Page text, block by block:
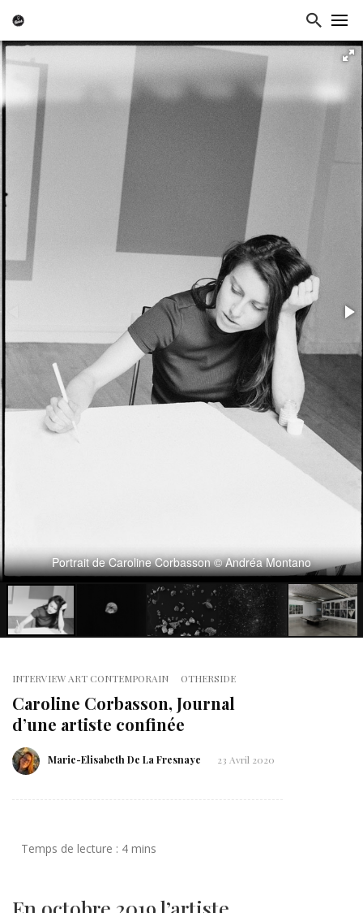
Portrait de Caroline Corbasson © Andréa Montano
INTERVIEW ART CONTEMPORAIN OTHERSIDE
Caroline Corbasson, Journal
d’une artiste confinée
Marie-Elisabeth De La Fresnaye 23 Avril 2020
En octobre 2019 l’artiste